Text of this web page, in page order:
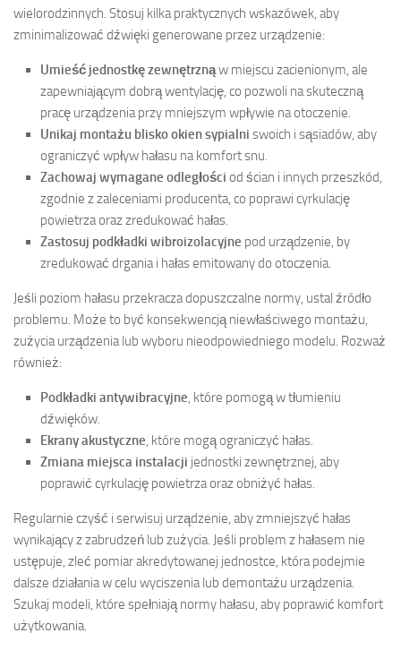
wielorodzinnych. Stosuj kilka praktycznych wskazówek, aby
zminimalizować dźwięki generowane przez urządzenie:
Umieść jednostkę zewnętrznąw miejscu zacienionym, ale
zapewniającym dobrą wentylację, co pozwoli na skuteczną
pracę urządzenia przy mniejszym wpływie na otoczenie.
Unikaj montażu blisko okien sypialni swoich i sąsiadów, aby
ograniczyć wpływ hałasu na komfort snu.
Zachowaj wymagane odległości od ścian i innych przeszkód,
zgodnie z zaleceniami producenta, co poprawi cyrkulację
powietrza oraz zredukować hałas.
Zastosuj podkładki wibroizolacyjne pod urządzenie, by
zredukować drgania i hałas emitowany do otoczenia.
Jeśli poziom hałasu przekracza dopuszczalne normy, ustal źródło
problemu. Może to być konsekwencją niewłaściwego montażu,
zużycia urządzenia lub wyboru nieodpowiedniego modelu. Rozważ
również:
Podkładki antywibracyjne, które pomogą w tłumieniu
dźwięków.
Ekrany akustyczne, które mogą ograniczyć hałas.
Zmiana miejsca instalacji jednostki zewnętrznej, aby
poprawić cyrkulację powietrza oraz obniżyć hałas.
Regularnie czyść i serwisuj urządzenie, aby zmniejszyć hałas
wynikający z zabrudzeń lub zużycia. Jeśli problem z hałasem nie
ustępuje, zleć pomiar akredytowanej jednostce, która podejmie
dalsze działania w celu wyciszenia lub demontażu urządzenia.
Szukaj modeli, które spełniają normy hałasu, aby poprawić komfort
użytkowania.